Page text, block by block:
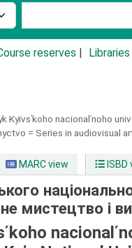
by:
reserves Libraries
Kyïvsʹkoho nacionalʹnoho
= Series in audiovisual
MARC view ISBD
мистецтво і